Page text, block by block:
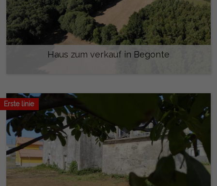
Haus zum verkauf in Begonte
Erste linie